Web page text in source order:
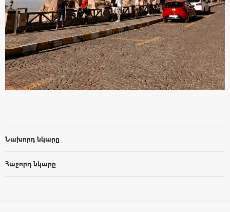
Նախորդ նկարը
Հաջորդ նկարը